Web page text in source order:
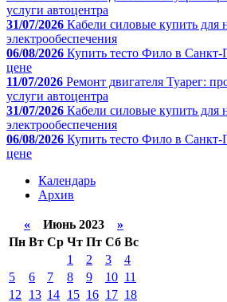
услуги автоцентра
31/07/2026 Кабели силовые купить для
электрообеспечения
06/08/2026 Купить тесто Фило в Санкт-
цене
11/07/2026 Ремонт двигателя Туарег:
услуги автоцентра
31/07/2026 Кабели силовые купить для
электрообеспечения
06/08/2026 Купить тесто Фило в Санкт-
цене
Календарь
Архив
« Июнь 2023 »
Пн Вт Ср Чт Пт Сб Вс
1
2 3
4
5
6 7 8 9 10 11
12
13 14 15 16 17 18